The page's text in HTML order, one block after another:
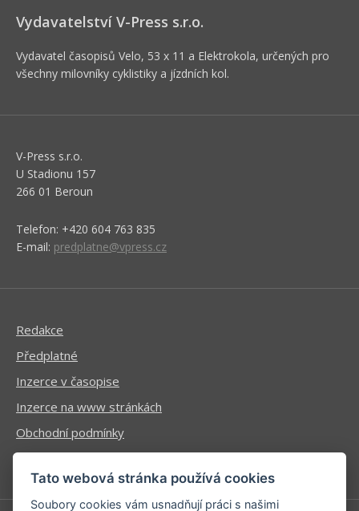
Vydavatelství V-Press s.r.o.
Vydavatel časopisů Velo, 53 x 11 a Elektrokola, určených pro
všechny milovníky cyklistiky a jízdních kol.
V-Press s.r.o.
U Stadionu 157
266 01 Beroun
Telefon: +420 604 763 835
E-mail: predplatne@vpress.cz
Redakce
Předplatné
Inzerce v časopise
Inzerce na www stránkách
Obchodní podmínky
Ochrana osobních údajů
Tato webová stránka používá cookies
Soubory cookies vám usnadňují práci s našimi